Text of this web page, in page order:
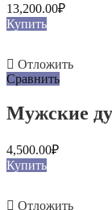
13,200.00₽
Купить
Отложить
Сравнить
Мужские
4,500.00₽
Купить
Отложить